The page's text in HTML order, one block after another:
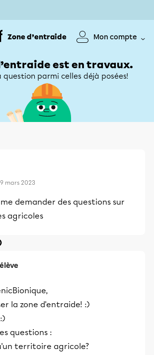
Zone d’entraide Mon compte
est en travaux.
question parmi celles déjà posées!
mars 2023
me demander des questions sur
agricoles
la zone d'entraide! :)
questions :
territoire agricole?